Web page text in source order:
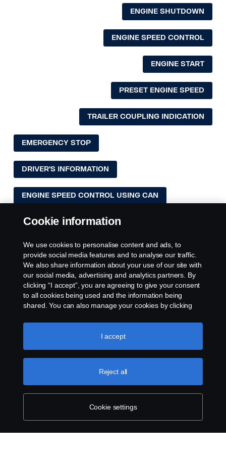
ENGINE SHUTDOWN
ENGINE SPEED CONTROL
ENGINE START
PRESET ENGINE SPEED
TRAILER COUPLING INDICATION
EMERGENCY STOP
DRIVER'S INFORMATION
ENGINE SPEED CONTROL USING CAN
FIFTH WHEEL ADJUSTMENT
PTO EM5P1 basic template
PTO EM5P1 Tipper
Cookie information
We use cookies to personalise content and ads, to
provide social media features and to analyse our traffic.
We also share information about your use of our site with
our social media, advertising and analytics partners. By
clicking “I accept”, you are agreeing to give your consent
to all cookies being used and the information being
shared. You can also manage your cookies by clicking
like to accept. For a more detailed explanation of how we
use cookies, please visit our cookies section, which you
Cookie settings
Reject all
I accept